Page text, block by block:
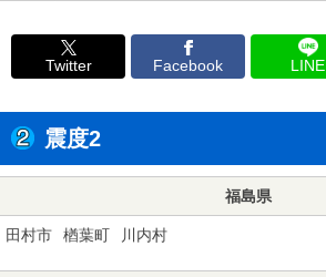
Twitter Facebook LINE
震度2
福島県
田村市 楢葉町 川内村